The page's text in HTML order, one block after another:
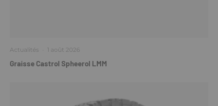
Actualités · 1 août 2026
Graisse Castrol Spheerol LMM